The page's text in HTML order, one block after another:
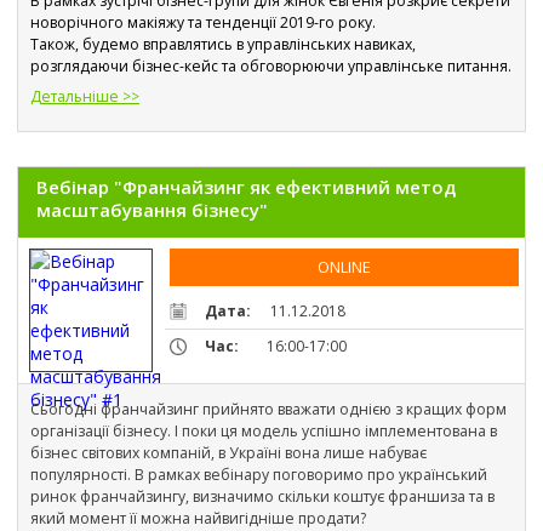
новорічного макіяжу та тенденції 2019-го року.
Також, будемо вправлятись в управлінських навиках,
розглядаючи бізнес-кейс та обговорюючи управлінське питання.
Детальніше >>
Вебінар "Франчайзинг як ефективний метод
масштабування бізнесу"
ONLINE
Дата:
11.12.2018
Час:
16:00-17:00
Сьогодні франчайзинг прийнято вважати однією з кращих форм
організації бізнесу. І поки ця модель успішно імплементована в
бізнес світових компаній, в Україні вона лише набуває
популярності. В рамках вебінару поговоримо про український
ринок франчайзингу, визначимо скільки коштує франшиза та в
який момент її можна найвигідніше продати?